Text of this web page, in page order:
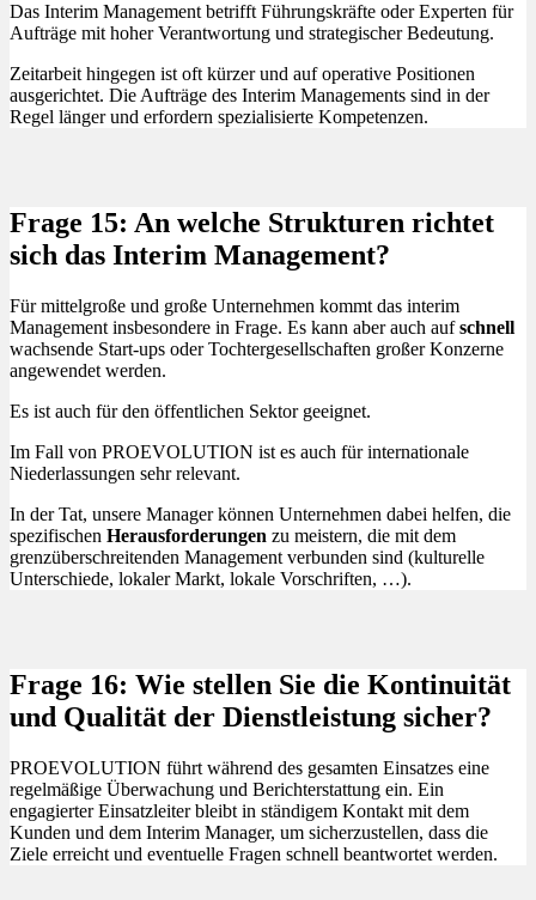
Das Interim Management betrifft Führungskräfte oder Experten für
Aufträge mit hoher Verantwortung und strategischer Bedeutung.
Zeitarbeit hingegen ist oft kürzer und auf operative Positionen
ausgerichtet. Die Aufträge des Interim Managements sind in der
Regel länger und erfordern spezialisierte Kompetenzen.
Frage 15: An welche Strukturen richtet
sich das Interim Management?
Für mittelgroße und große Unternehmen kommt das interim
Management insbesondere in Frage. Es kann aber auch aufschnell
wachsende Start-ups oder Tochtergesellschaften großer Konzerne
angewendet werden.
Es ist auch für den öffentlichen Sektor geeignet.
Im Fall von PROEVOLUTION ist es auch für internationale
Niederlassungen sehr relevant.
In der Tat, unsere Manager können Unternehmen dabei helfen, die
spezifischen Herausforderungen zu meistern, die mit dem
grenzüberschreitenden Management verbunden sind (kulturelle
Unterschiede, lokaler Markt, lokale Vorschriften, …).
Frage 16: Wie stellen Sie die Kontinuität
und Qualität der Dienstleistung sicher?
PROEVOLUTION führt während des gesamten Einsatzes eine
regelmäßige Überwachung und Berichterstattung ein. Ein
engagierter Einsatzleiter bleibt in ständigem Kontakt mit dem
Kunden und dem Interim Manager, um sicherzustellen, dass die
Ziele erreicht und eventuelle Fragen schnell beantwortet werden.